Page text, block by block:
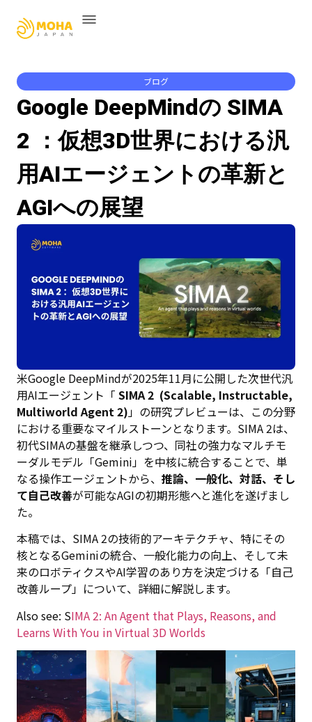
ブログ
Google DeepMindの SIMA
2 ：仮想3D世界における汎
用AIエージェントの革新と
AGIへの展望
米Google DeepMindが2025年11月に公開した次世代汎
用AIエージェント「 SIMA 2 (Scalable, Instructable,
Multiworld Agent 2) 」の研究プレビューは、この分野
における重要なマイルストーンとなります。SIMA 2は、
初代SIMAの基盤を継承しつつ、同社の強力なマルチモ
ーダルモデル「Gemini」を中核に統合することで、単
なる操作エージェントから、 推論、一般化、対話、そし
て自己改善が可能なAGIの初期形態へと進化を遂げまし
た。
本稿では、SIMA 2の技術的アーキテクチャ、特にその
核となるGeminiの統合、一般化能力の向上、そして未
来のロボティクスやAI学習のあり方を決定づける「自己
改善ループ」について、詳細に解説します。
Also see: SIMA 2: An Agent that Plays, Reasons, and
Learns With You in Virtual 3D Worlds